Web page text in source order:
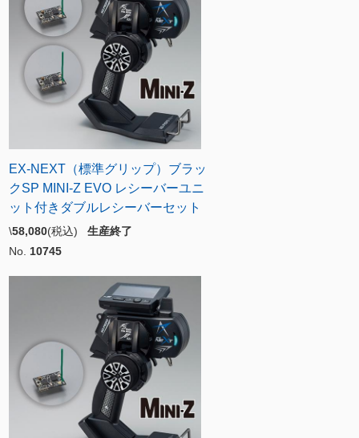
EX-NEXT（標準グリップ）ブラッ
クSP MINI-Z EVO レシーバーユニ
ット付きダブルレシーバーセット
\58,080(税込) 生産終了
No. 10745